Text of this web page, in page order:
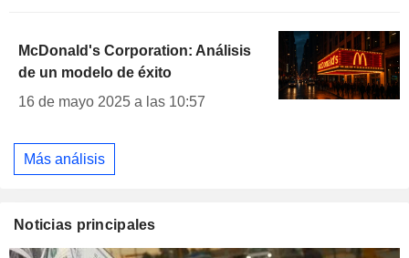
McDonald's Corporation: Análisis
de un modelo de éxito
16 de mayo 2025 a las 10:57
Más análisis
Noticias principales